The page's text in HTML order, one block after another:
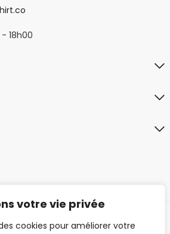
votre vie privée
cookies pour améliorer votre
18h00
Tous droits réservés.